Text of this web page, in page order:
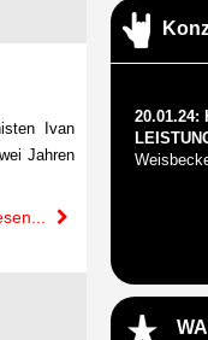
Ivan
Jahren
20.01.24: